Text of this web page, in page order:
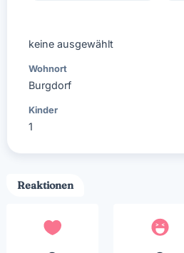
keine ausgewählt
Wohnort
Burgdorf
Kinder
1
Reaktionen